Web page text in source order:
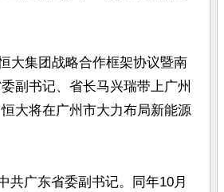
大集团战略合作框架协议暨南
副书记、省长马兴瑞带上广州
大将在广州市大力布局新能源
共广东省委副书记。同年10月